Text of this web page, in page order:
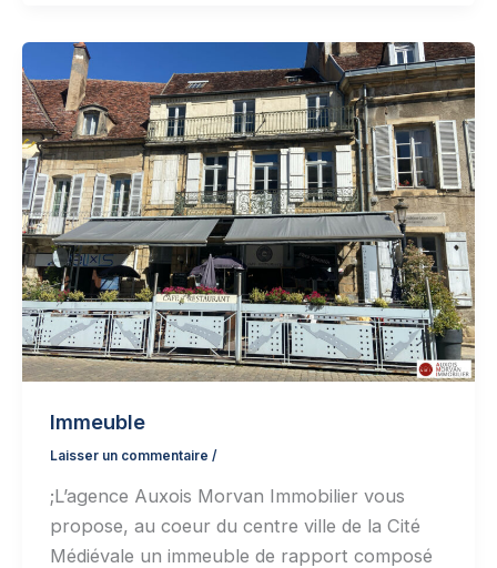
Immeuble
Laisser un commentaire /
;L’agence Auxois Morvan Immobilier vous
propose, au coeur du centre ville de la Cité
Médiévale un immeuble de rapport composé